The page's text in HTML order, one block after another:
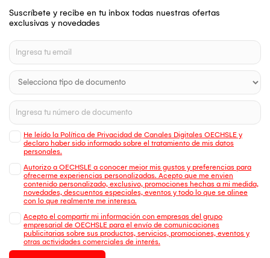
Suscríbete y recibe en tu inbox todas nuestras ofertas
exclusivas y novedades
He leído la Política de Privacidad de Canales Digitales OECHSLE y
declaro haber sido informado sobre el tratamiento de mis datos
personales.
Autorizo a OECHSLE a conocer mejor mis gustos y preferencias para
ofrecerme experiencias personalizadas. Acepto que me envien
contenido personalizado, exclusivo, promociones hechas a mi medida,
novedades, descuentos especiales, eventos y todo lo que se alinee
con lo que realmente me interesa.
Acepto el compartir mi información con empresas del grupo
empresarial de OECHSLE para el envío de comunicaciones
publicitarias sobre sus productos, servicios, promociones, eventos y
otras actividades comerciales de interés.